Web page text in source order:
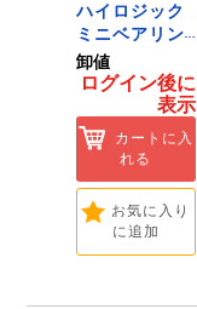
ハイロジック
ミニベアリン
グタイプ 310
ミリ 72958
Hardware]
卸値
ログイン後に
表示
カートに入
れる
お気に入り
に追加